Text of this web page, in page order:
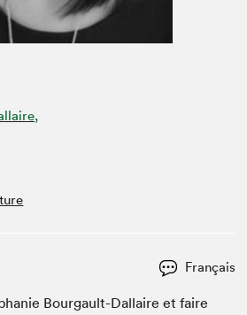
Français
Bour­gault-Dal­laire et faire